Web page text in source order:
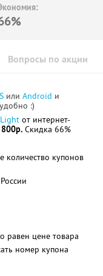
Вопросы по акции
или Android и
:)
от интернет-
800р. Скидка 66%
количество купонов
равен цене товара
номер купона